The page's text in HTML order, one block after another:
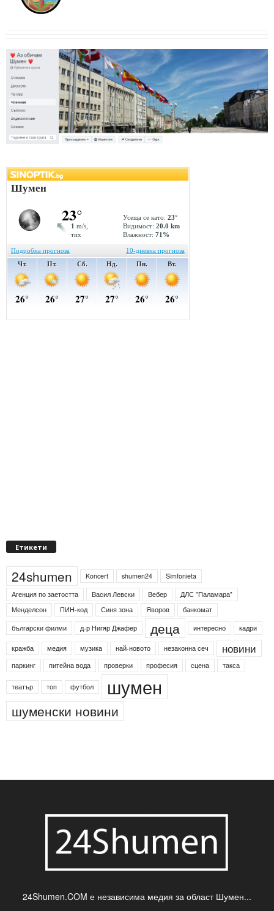
Етикети
24shumen Koncert shumen24
Simfonieta
Агенция по заетостта
Васил Левски Вебер
ДЛС "Паламара"
Менделсон
ПИН-код Синя зона Яворов
банкомат
български филми
д-р Нигяр Джафер деца интересно кадри
кражба медия музика най-новото незаконна сеч новини
паркинг питейна вода проверки професия сцена такса
театър топ футбол шумен
шуменски новини
24Shumen.COM е независима медия за област Шумен...